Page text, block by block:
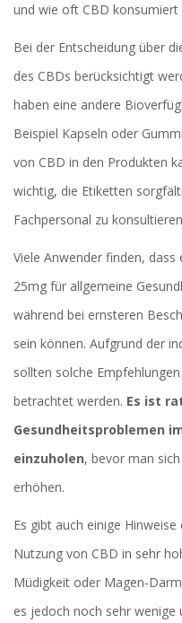
und wie oft CBD konsumiert
Bei der Entscheidung über
des CBDs berücksichtigt
haben eine andere
Beispiel Kapseln oder
von CBD in den Produkten
wichtig, die Etiketten
Fachpersonal zu
Viele Anwender finden,
25mg für allgemeine
während bei ernsteren
sein können. Aufgrund der
sollten solche
betrachtet werden. Es ist
Gesundheitsproblemen
einzuholen, bevor man
erhöhen.
Es gibt auch einige
Nutzung von CBD in sehr
Müdigkeit oder Magen-
es jedoch noch sehr